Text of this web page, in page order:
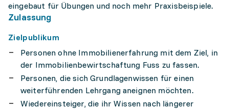
eingebaut für Übungen und noch mehr Praxisbeispiele.
Zulassung
Zielpublikum
Personen ohne Immobilienerfahrung mit dem Ziel, in
der Immobilienbewirtschaftung Fuss zu fassen.
Personen, die sich Grundlagenwissen für einen
weiterführenden Lehrgang aneignen möchten.
Wiedereinsteiger, die ihr Wissen nach längerer